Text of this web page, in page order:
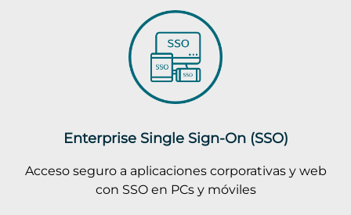
Enterprise Single Sign-On (SSO)
Acceso seguro a aplicaciones corporativas y web
con SSO en PCs y móviles